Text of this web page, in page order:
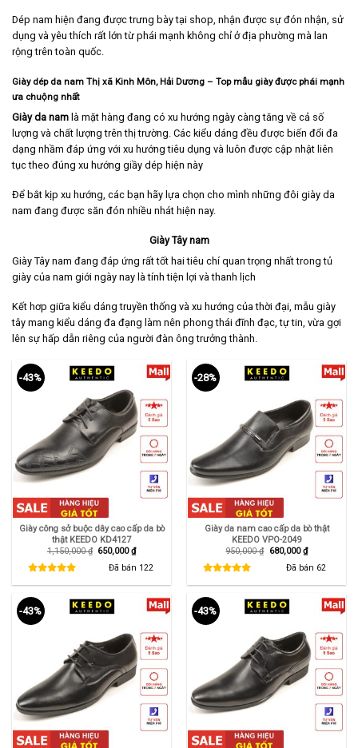
Dép nam hiện đang được trưng bày tại shop, nhận được sự đón nhận, sử
dụng và yêu thích rất lớn từ phái mạnh không chỉ ở địa phường mà lan
rộng trên toàn quốc.
Giày dép da nam Thị xã Kinh Môn, Hải Dương – Top mẫu giày được phái mạnh
ưa chuộng nhất
Giày da nam là mặt hàng đang có xu hướng ngày càng tăng về cả số
lượng và chất lượng trên thị trường. Các kiểu dáng đều được biến đổi đa
dạng nhầm đáp ứng với xu hướng tiêu dụng và luôn được cập nhật liên
tục theo đúng xu hướng giầy dép hiện này
Để bắt kịp xu hướng, các bạn hãy lựa chọn cho mình những đôi giày da
nam đang được săn đón nhiều nhát hiện nay.
Giày Tây nam
Giày Tây nam đang đáp ứng rất tốt hai tiêu chí quan trọng nhất trong tủ
giày của nam giới ngày nay là tính tiện lợi và thanh lịch
Kết hơp giữa kiểu dáng truyền thống và xu hướng của thời đại, mẫu giày
tây mang kiểu dáng đa đạng làm nên phong thái đĩnh đạc, tự tin, vừa gợi
lên sự hấp dẫn riêng của người đàn ông trưởng thành.
-43%
Giày công sở buộc dây cao cấp da bò
thật KEEDO KD4127
1,150,000₫ Giá
650,000₫Giá
hiện
tại
Đã bán 122
-28%
Giày da nam cao cấp da bò thật
KEEDO VPO-2049
950,000₫ Giá
680,000₫Giá
hiện
tại
Đã bán 62
-43% -43%